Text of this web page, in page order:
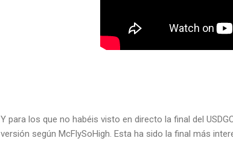
Y para los que no habéis visto en directo la final del
versión según McFlySoHigh. Esta ha sido la final más